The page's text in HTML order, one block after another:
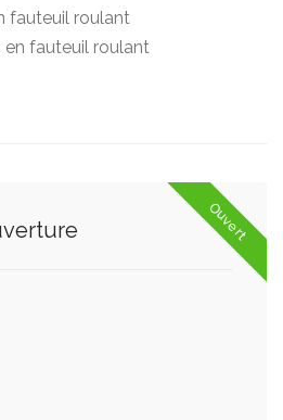
fauteuil roulant
fauteuil roulant
Ouvert